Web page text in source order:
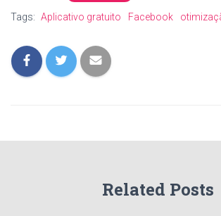
Tags: Aplicativo gratuito Facebook
Related Posts